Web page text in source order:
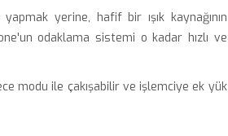
yerine, hafif bir ışık kaynağının
odaklama sistemi o kadar hızlı ve
modu ile çakışabilir ve işlemciye ek yük